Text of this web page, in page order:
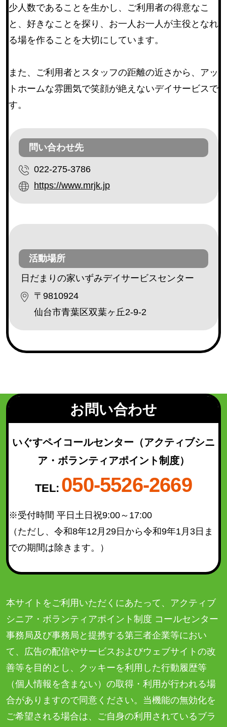
環境整備(254)
催しの手伝い(225)
レクリエーション活動（芸能ボランティア等）
等）
(182)
安否確認（配達ボランティア等）(162)
調理ボランティア
障害のある方の作業補助(3)
外出補助(32)
その他(173)
宮城野区(77)
若林区(49)
太白区 (93)
泉区
(130)
青葉区（宮城総合支所管内）(21)
太白区（秋保総合支所管内）(16)
少人数であることを生かし、ご利用者の得意なこ
と、好きなことを探り、お一人お一人が主役となれ
る場を作ることを大切にしています。
また、ご利用者とスタッフの距離の近さから、アッ
トホームな雰囲気で笑顔が絶えないデイサービスで
す。
問い合わせ先
022-275-3786
https://www.mrjk.jp
活動場所
日だまりの家いずみデイサービスセンター
〒9810924
仙台市青葉区双葉ヶ丘2-9-2
お問い合わせ
いぐすペイコールセンター （アクティブシニ
ア・ボランティアポイント制度）
TEL: 050-5526-2669
※受付時間 平日土日祝9:00～17:00
（ただし、令和8年12月29日から令和9年1月3日ま
での期間は除きます。）
本サイトをご利用いただくにあたって、アクティブ
シニア・ボランティアポイント制度 コールセンター
事務局及び事務局と提携する第三者企業等におい
て、広告の配信やサービスおよびウェブサイトの改
善等を目的とし、クッキーを利用した行動履歴等
（個人情報を含まない）の取得・利用が行われる場
合がありますので同意ください。当機能の無効化を
ご希望される場合は、ご自身の利用されているブラ